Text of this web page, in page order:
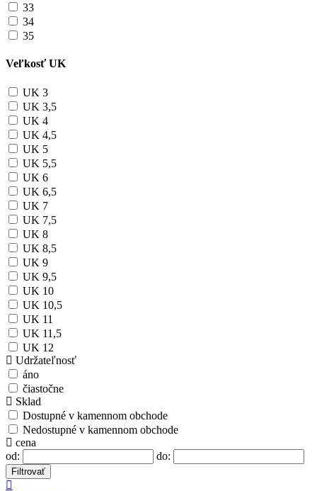
33
34
35
Veľkosť UK
UK 3
UK 3,5
UK 4
UK 4,5
UK 5
UK 5,5
UK 6
UK 6,5
UK 7
UK 7,5
UK 8
UK 8,5
UK 9
UK 9,5
UK 10
UK 10,5
UK 11
UK 11,5
UK 12
Udržateľnosť
áno
čiastočne
Sklad
Dostupné v kamennom obchode
Nedostupné v kamennom obchode
cena
od:
do:
Filtrovať